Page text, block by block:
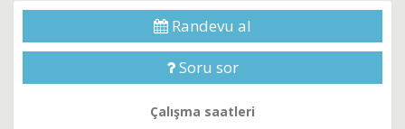
Randevu al
Soru sor
Çalışma saatleri